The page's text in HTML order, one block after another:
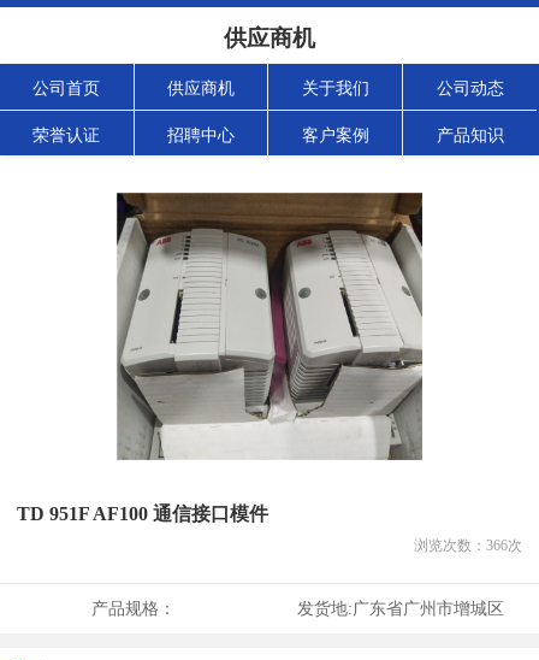
供应商机
公司首页 供应商机 关于我们 公司动态
荣誉认证 招聘中心 客户案例 产品知识
TD 951F AF100 通信接口模件
浏览次数： 366次
产品规格： 发货地:广东省广州市增城区